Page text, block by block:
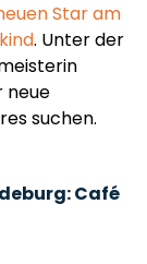
Star am
. Unter der
neue
suchen.
Café